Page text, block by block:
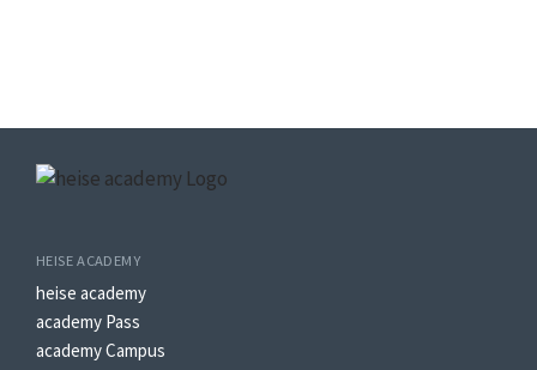
HEISE ACADEMY
heise academy
academy Pass
academy Campus